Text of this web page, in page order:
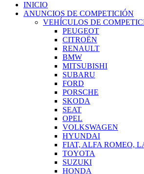
INICIO
ANUNCIOS DE COMPETICIÓN
VEHÍCULOS DE
PEUGEOT
CITROËN
RENAULT
BMW
MITSUBISHI
SUBARU
FORD
PORSCHE
SKODA
SEAT
OPEL
VOLKSWAGEN
HYUNDAI
FIAT, ALFA ROMEO,
TOYOTA
SUZUKI
HONDA